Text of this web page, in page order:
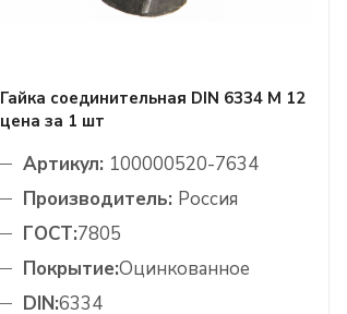
Гайка соединительная DIN 6334 М 12
цена за 1 шт
Артикул: 100000520-7634
Производитель: Россия
ГОСТ:7805
Покрытие:Оцинкованное
DIN:6334